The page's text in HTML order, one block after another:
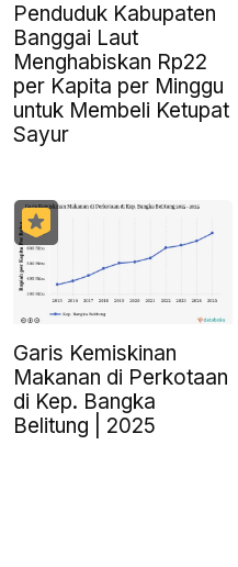
Penduduk Kabupaten
Banggai Laut
Menghabiskan Rp22
per Kapita per Minggu
untuk Membeli Ketupat
Sayur
Garis Kemiskinan
Makanan di Perkotaan
di Kep. Bangka
Belitung | 2025